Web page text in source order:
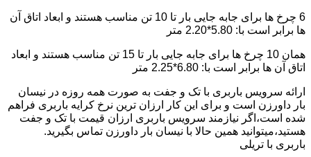
6 چرخ ها برای جابه جایی بار تا 10 تن مناسب هستند و ابعاد اتاق آن
ها برابر است با: 5.80*2.20 متر
همان 10 چرخ ها برای جابه جایی بار تا 15 تن مناسب هستند و ابعاد
اتاق آن ها برابر است با: 6.80*2.25 متر
ارائه سرویس باربری با تک و جفت به صورت همه روزه در نیسان
بار داورزن است و برای این کار ارزان ترین نرخ کرایه باربری فراهم
شده است،اگر نیازمند سرویس باربری ارزان قیمت با تک و جفت
هستید،میتوانید همین حالا با نیسان بار داورزن تماس بگیرید.
باربری با تریلی